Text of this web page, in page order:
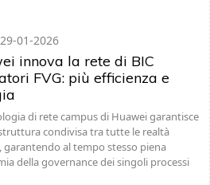
29-01-2026
innova la rete di BIC
FVG: più efficienza e
di rete campus di Huawei garantisce
condivisa tra tutte le realtà
garantendo al tempo stesso piena
della governance dei singoli processi